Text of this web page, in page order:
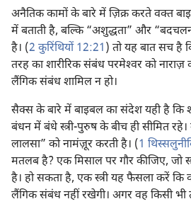
अनैतिक कामों के बारे में ज़िक्र करते वक्‍त
में बताती है, बल्कि “अशुद्धता” और
है। (2 कुरिंथियों 12:21) तो यह बात सच है
तरह का शारीरिक संबंध परमेश्‍वर को
लैंगिक संबंध शामिल न हो।
सैक्स के बारे में बाइबल का संदेश यही है कि
बंधन में बंधे स्त्री-पुरुष के बीच ही सीमित
लालसा” को नामंज़ूर करती है। (1
मतलब है? एक मिसाल पर गौर कीजिए, जो
है। हो सकता है, एक स्त्री यह फैसला करें
लैंगिक संबंध नहीं रखेगी। अगर वह किसी भी